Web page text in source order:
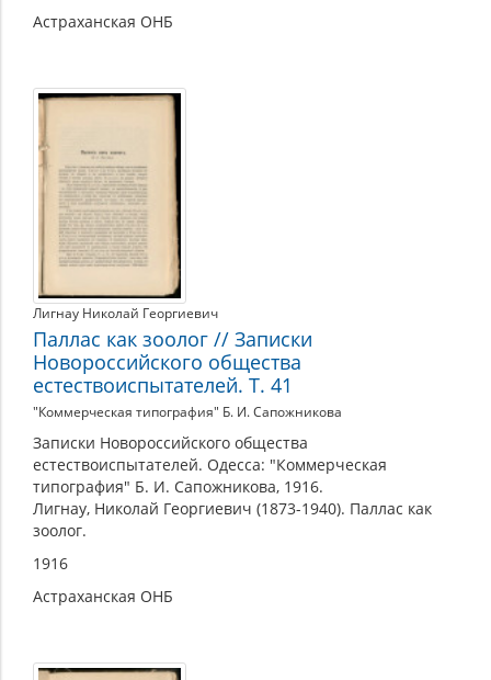
Астраханская ОНБ
Лигнау Николай Георгиевич
Паллас как зоолог // Записки
Новороссийского общества
естествоиспытателей. Т. 41
"Коммерческая типография" Б. И. Сапожникова
Записки Новороссийского общества
естествоиспытателей. Одесса: "Коммерческая
типография" Б. И. Сапожникова, 1916.
Лигнау, Николай Георгиевич (1873-1940). Паллас как
зоолог.
1916
Астраханская ОНБ